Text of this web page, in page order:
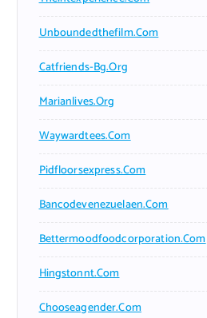
Unboundedthefilm.com
Catfriends-Bg.org
Marianlives.org
Waywardtees.com
Pidfloorsexpress.com
Bancodevenezuelaen.com
Bettermoodfoodcorporation.com
Hingstonnt.com
Chooseagender.com